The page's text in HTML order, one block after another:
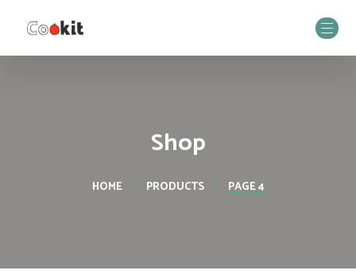
Shop
HOME PRODUCTS PAGE 4